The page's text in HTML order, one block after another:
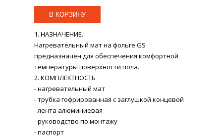
1. НАЗНАЧЕНИЕ.
Нагревательный мат на фольге GS
предназначен для обеспечения комфортной
температуры поверхности пола.
2. КОМПЛЕКТНОСТЬ
- нагревательный мат
- трубка гофрированная с заглушкой концевой
- лента алюминиевая
- руководство по монтажу
- паспорт